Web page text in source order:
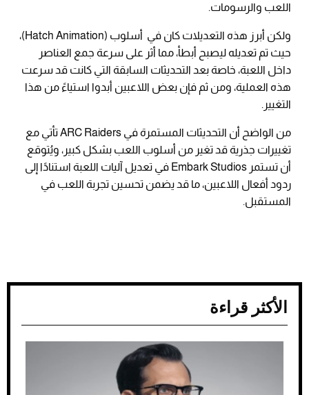
اللعب والرسومات.
ولكن أبرز هذه التعديلات كان في أسلوب (Hatch Animation)،
حيث تم تعديله ليصبح أبطأ، مما أثر على سرعة جمع العناصر
داخل اللعبة، خاصة بعد التحديثات السابقة التي كانت قد سرعت
هذه العملية، ومن ثم فإن بعض اللاعبين أبدوا استياءً من هذا
التغيير.
من الواضح أن التحديثات المستمرة في ARC Raiders تأتي مع
تغييرات جذرية قد تغير من أسلوب اللعب بشكل كبير، ويُتوقع
أن تستمر Embark Studios في تعديل آليات اللعبة استنادًا إلى
ردود أفعال اللاعبين، ما قد يضمن تحسين تجربة اللعب في
المستقبل.
الأكثر قراءة